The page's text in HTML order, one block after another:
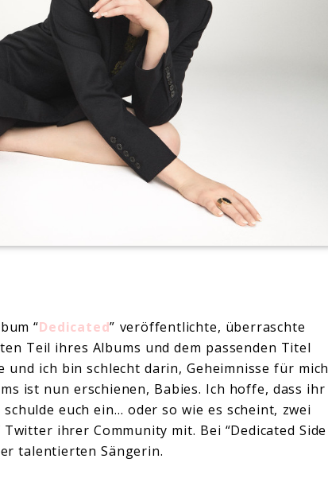
“Dedicated” veröffentlichte, überraschte
Teil ihres Albums und dem passenden Titel
und ich bin schlecht darin, Geheimnisse für mich
ist nun erschienen, Babies. Ich hoffe, dass ihr
euch ein… oder so wie es scheint, zwei
ihrer Community mit. Bei “Dedicated Side
talentierten Sängerin.